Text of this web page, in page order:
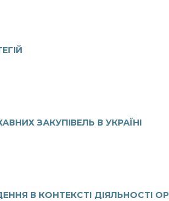
ЗАКУПІВЕЛЬ В УКРАЇНІ
В КОНТЕКСТІ ДІЯЛЬНОСТІ